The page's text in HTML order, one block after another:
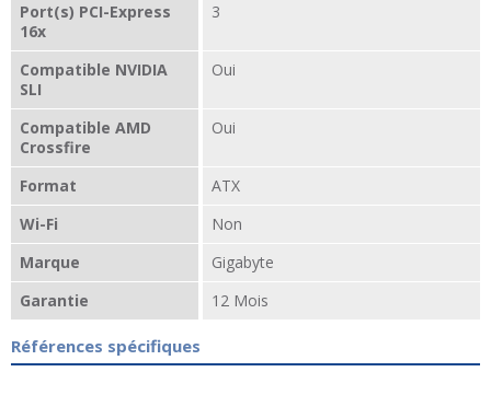
Port(s) PCI-Express
16x
3
Compatible NVIDIA
SLI
Oui
Compatible AMD
Crossfire
Oui
Format
ATX
Wi-Fi
Non
Marque
Gigabyte
Garantie
12 Mois
Références spécifiques